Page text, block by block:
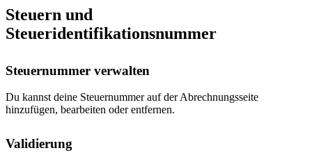
Steuern und
Steueridentifikationsnummer
Steuernummer verwalten
Du kannst deine Steuernummer auf der Abrechnungsseite
hinzufügen, bearbeiten oder entfernen.
Validierung